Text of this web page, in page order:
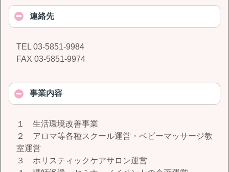
連絡先
TEL 03-5851-9984
FAX 03-5851-9974
事業内容
１ 生活環境改善事業
２ アロマ等各種スクール運営・ベビーマッサージ教
室運営
３ ホリスティックケアサロン運営